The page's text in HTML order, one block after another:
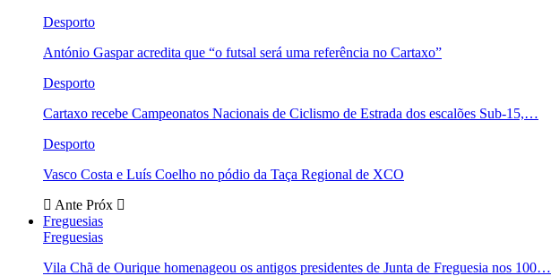
Desporto
António Gaspar acredita que “o futsal será uma referência no Cartaxo”
Desporto
Cartaxo recebe Campeonatos Nacionais de Ciclismo de Estrada dos escalões Sub-15,…
Desporto
Vasco Costa e Luís Coelho no pódio da Taça Regional de XCO
Ante Próx
Freguesias
Freguesias
Vila Chã de Ourique homenageou os antigos presidentes de Junta de Freguesia nos 100…